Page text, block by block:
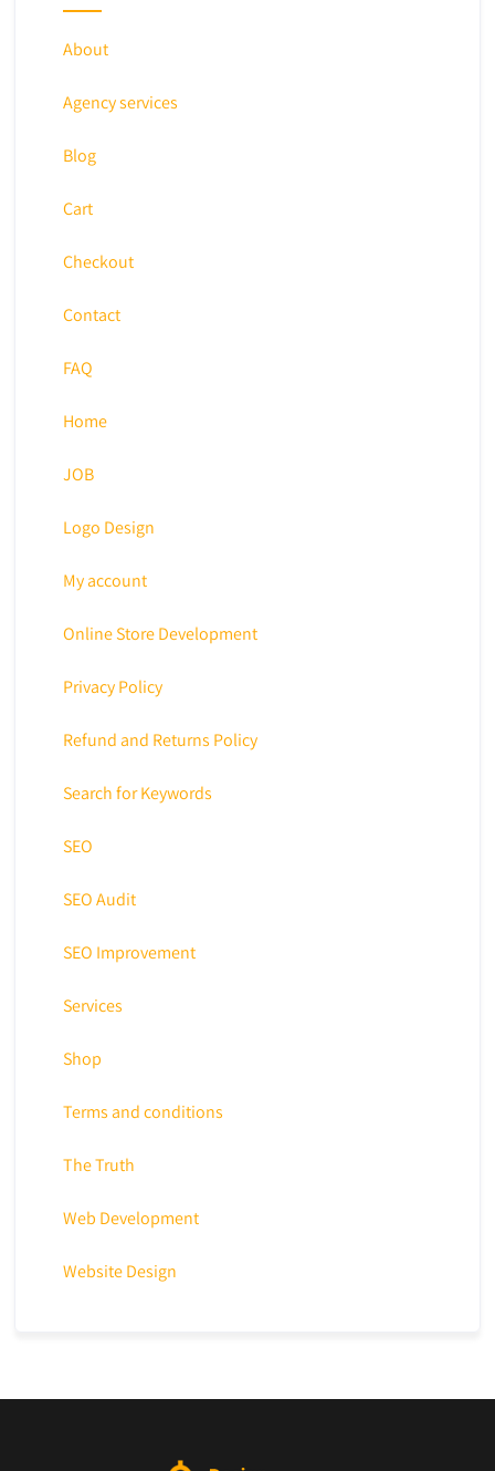
About
Agency services
Blog
Cart
Checkout
Contact
FAQ
Home
JOB
Logo Design
My account
Online Store Development
Privacy Policy
Refund and Returns Policy
Search for Keywords
SEO
SEO Audit
SEO Improvement
Services
Shop
Terms and conditions
The Truth
Web Development
Website Design